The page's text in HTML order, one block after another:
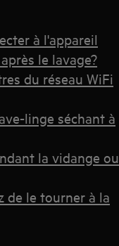
à l'appareil
le lavage?
du réseau WiFi
linge séchant à
la vidange ou
de le tourner à la